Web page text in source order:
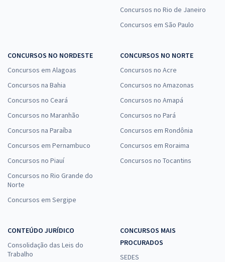
Concursos no Rio de Janeiro
Concursos em São Paulo
CONCURSOS NO NORDESTE
Concursos em Alagoas
Concursos na Bahia
Concursos no Ceará
Concursos no Maranhão
Concursos na Paraíba
Concursos em Pernambuco
Concursos no Piauí
Concursos no Rio Grande do
Norte
Concursos em Sergipe
CONCURSOS NO NORTE
Concursos no Acre
Concursos no Amazonas
Concursos no Amapá
Concursos no Pará
Concursos em Rondônia
Concursos em Roraima
Concursos no Tocantins
CONTEÚDO JURÍDICO
Consolidação das Leis do
Trabalho
CONCURSOS MAIS
PROCURADOS
SEDES